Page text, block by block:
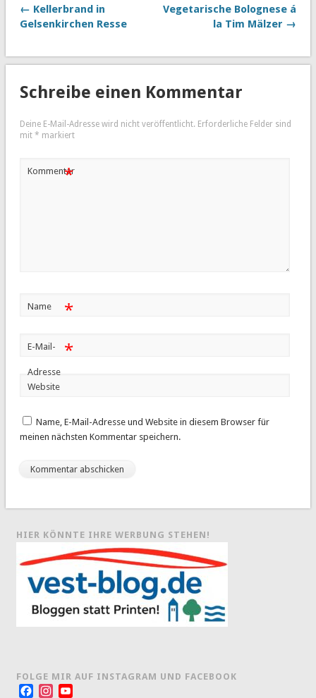
← Kellerbrand in
Gelsenkirchen Resse
Vegetarische Bolognese á
la Tim Mälzer →
Schreibe einen Kommentar
Deine E-Mail-Adresse wird nicht veröffentlicht. Erforderliche Felder sind
mit * markiert
Kommentar
*
Name *
E-Mail-
Adresse
*
Website
Name, E-Mail-Adresse und Website in diesem Browser für
meinen nächsten Kommentar speichern.
HIER KÖNNTE IHRE WERBUNG STEHEN!
FOLGE MIR AUF INSTAGRAM UND FACEBOOK
FacebookInstagram